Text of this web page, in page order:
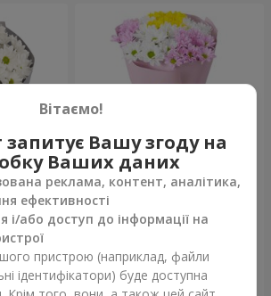
Букет "Пори року"
Замовити
Вітаємо!
запитує Вашу згоду на
Ваших даних
реклама, контент, аналітика,
ефективності
і/або доступ до інформації на
пристрою (наприклад, файли
ідентифікатори) буде доступна